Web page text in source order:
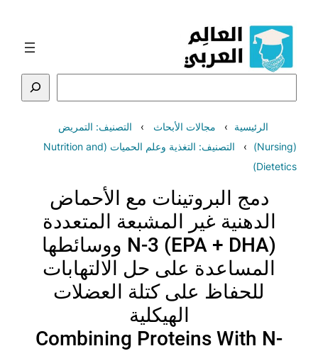
المحتوى
الرئيسية مجالات الأبحاث
التصنيف: التمريض
(Nursing)
التصنيف: التغذية وعلم الحميات (Nutrition and
Dietetics)
دمج البروتينات مع الأحماض
الدهنية غير المشبعة المتعددة
N-3 (EPA + DHA) ووسائطها
المساعدة على حل الالتهابات
للحفاظ على كتلة العضلات
الهيكلية
Combining Proteins With N-